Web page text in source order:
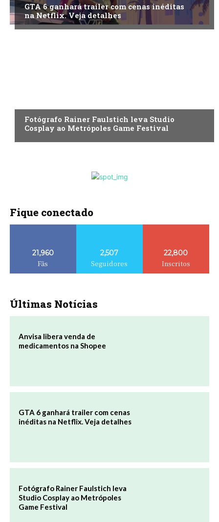
GTA 6 ganhará trailer com cenas inéditas
na Netflix. Veja detalhes
Fotógrafo Rainer Faulstich leva Studio
Cosplay ao Metrópoles Game Festival
Fique conectado
21,960
Fãs
2,507
Seguidores
22,800
Inscritos
Últimas Notícias
Anvisa libera venda de
medicamentos na Shopee
GTA 6 ganhará trailer com cenas
inéditas na Netflix. Veja detalhes
Fotógrafo Rainer Faulstich leva
Studio Cosplay ao Metrópoles
Game Festival